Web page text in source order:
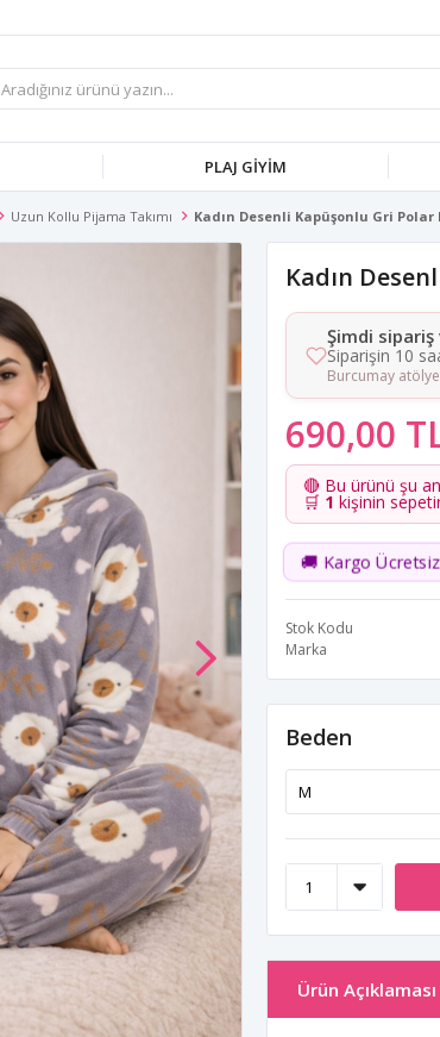
PLAJ GIYIM
Uzun Kollu Pijama Takımı Kadın Desenli Kapüşonlu Gri Polar
Kadın
Şimdi
Siparişin 10
Burcumay
690,00
🔴 Bu ürünü şu
🛒 1 kişinin
🚚 Kargo Ücretsiz
Stok Kodu
Marka
Beden
Ürün Açıklaması